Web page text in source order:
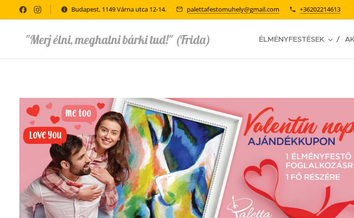
Budapest, 1149 Várna utca 12-14. palettafestomuhely@gmail.com +36202214613
"Merj élni, meghalni bárki tud!" (Frida) ÉLMÉNYFESTÉSEK